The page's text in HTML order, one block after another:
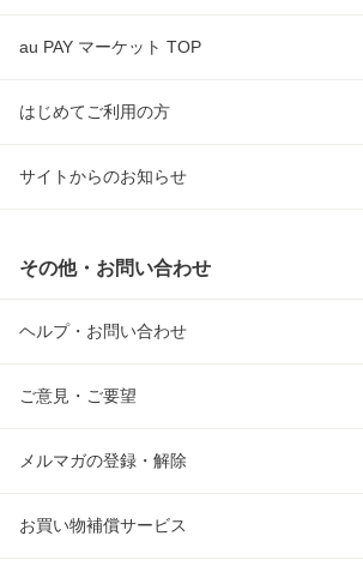
au PAY マーケット TOP
はじめてご利用の方
サイトからのお知らせ
その他・お問い合わせ
ヘルプ・お問い合わせ
ご意見・ご要望
メルマガの登録・解除
お買い物補償サービス